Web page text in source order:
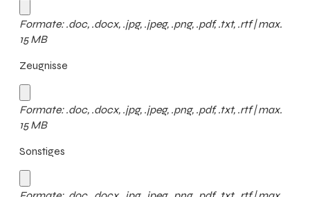
Formate: .doc, .docx, .jpg, .jpeg, .png, .pdf, .txt, .rtf | max.
15 MB
Zeugnisse
Formate: .doc, .docx, .jpg, .jpeg, .png, .pdf, .txt, .rtf | max.
15 MB
Sonstiges